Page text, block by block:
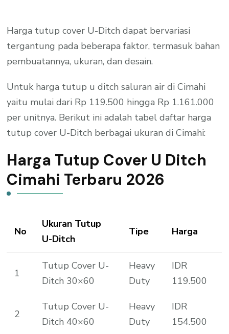
Harga tutup cover U-Ditch dapat bervariasi
tergantung pada beberapa faktor, termasuk bahan
pembuatannya, ukuran, dan desain.
Untuk harga tutup u ditch saluran air di Cimahi
yaitu mulai dari Rp 119.500 hingga Rp 1.161.000
per unitnya. Berikut ini adalah tabel daftar harga
tutup cover U-Ditch berbagai ukuran di Cimahi:
Harga Tutup Cover U Ditch
Cimahi Terbaru 2026
No
Ukuran Tutup
U-Ditch
Tipe Harga
1
Tutup Cover U-
Ditch 30×60
Heavy
Duty
IDR
119.500
2
Tutup Cover U-
Ditch 40×60
Heavy
Duty
IDR
154.500